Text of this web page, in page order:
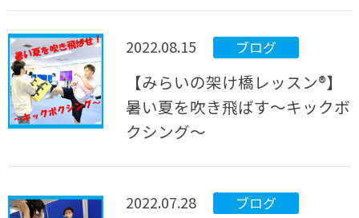
2022.08.15 ブログ
【みらいの架け橋レッスン®】
暑い夏を吹き飛ばす～キックボ
クシング～
2022.07.28 ブログ